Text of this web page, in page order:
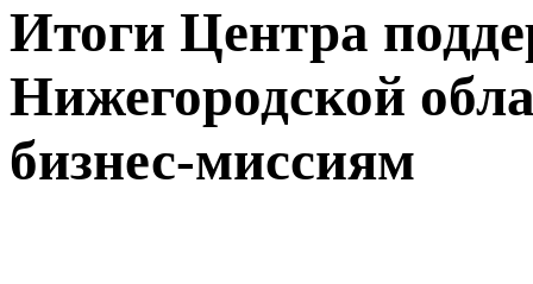
Итоги Центра
Нижегородской
бизнес-миссиям